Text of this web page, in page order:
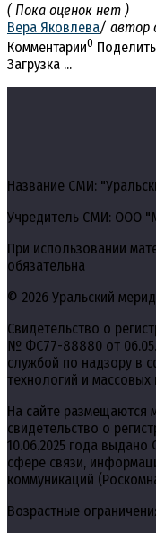
( Пока оценок нет )
Вера Яковлева/ автор
Комментарии0
Загрузка ...
Название СМИ:
Учредитель СМИ: ООО
При использовании
обязательна
© 2026 Уральский
Свидетельство о
№ ФС77-88880 от
службой по надзору в
технологий и
На сайте размещаются
свидетельство о
10.06.2025 года
сфере связи,
коммуникаций
Возрастные